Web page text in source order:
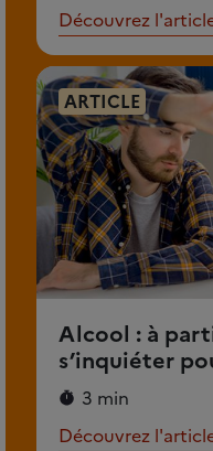
Découvrez
ARTICLE
Alcool : à
s’inquiéter
3 min
Découvrez